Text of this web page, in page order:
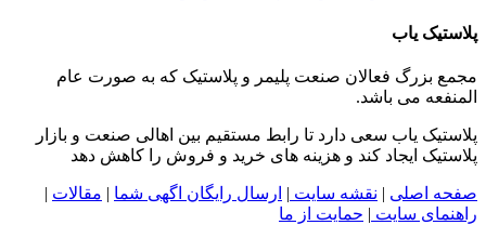
پلاستیک یاب
مجمع بزرگ فعالان صنعت پلیمر و پلاستیک که به صورت عام
المنفعه می باشد.
پلاستیک یاب سعی دارد تا رابط مستقیم بین اهالی صنعت و بازار
پلاستیک ایجاد کند و هزینه های خرید و فروش را کاهش دهد
صفحه اصلی | نقشه سایت | ارسال رایگان اگهی شما | مقالات |
راهنمای سایت | حمایت از ما